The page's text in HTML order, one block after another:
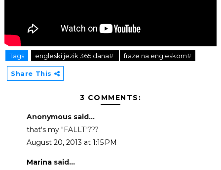
Tags engleski jezik 365 dana# fraze na engleskom#
Share This
3 COMMENTS:
Anonymous said...
that's my "FALLT"???
August 20, 2013 at 1:15 PM
Marinasaid...